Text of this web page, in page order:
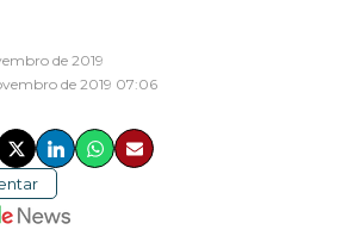
de 2019
de 2019 07:06